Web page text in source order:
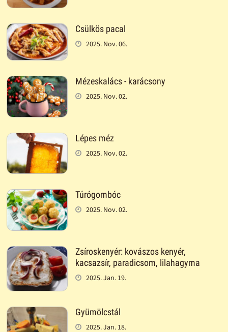
Csülkös pacal
2025. Nov. 06.
Mézeskalács - karácsony
2025. Nov. 02.
Lépes méz
2025. Nov. 02.
Túrógombóc
2025. Nov. 02.
Zsíroskenyér: kovászos kenyér,
kacsazsír, paradicsom, lilahagyma
2025. Jan. 19.
Gyümölcstál
2025. Jan. 18.